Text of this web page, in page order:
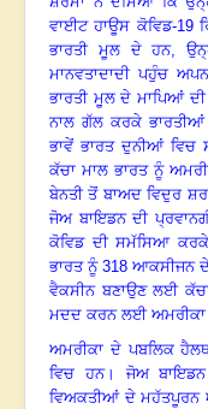
ਵਾਈਟ ਹਾਊਸ ਕੋਵਿਡ-19
ਭਾਰਤੀ ਮੂਲ ਦੇ ਹਨ,
ਮਾਨਵਤਾਦਾਦੀ ਪਹੁੰਚ
ਭਾਰਤੀ ਮੂਲ ਦੇ ਮਾਪਿਆਂ ਦੀ
ਨਾਲ ਗੱਲ ਕਰਕੇ ਭਾਰਤੀਆਂ
ਭਾਵੇਂ ਭਾਰਤ ਦੁਨੀਆਂ ਵਿਚ
ਕੱਚਾ ਮਾਲ ਭਾਰਤ ਨੂੰ
ਬੇਨਤੀ ਤੋਂ ਬਾਅਦ ਵਿਦੁਰ
ਜੋਅ ਬਾਇਡਨ ਦੀ
ਕੋਵਿਡ ਦੀ ਸਮੱਸਿਆ ਕਰਕੇ
ਭਾਰਤ ਨੂੰ318ਆਕਸੀਜਨ
ਵੈਕਸੀਨ ਬਣਾਉਣ ਲਈ
ਮਦਦ ਕਰਨ ਲਈ ਅਮਰੀਕਾ
ਅਮਰੀਕਾ ਦੇ ਪਬਲਿਕ
ਵਿਚ ਹਨ। ਜੋਅ ਬਾਇਡਨ
ਵਿਅਕਤੀਆਂ ਦੇ ਮਹੱਤਪੂਰਨ